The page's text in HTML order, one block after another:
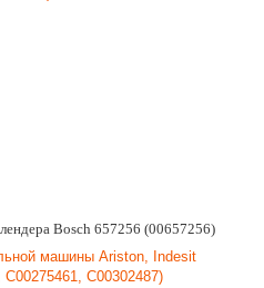
Bosch 657256 (00657256)